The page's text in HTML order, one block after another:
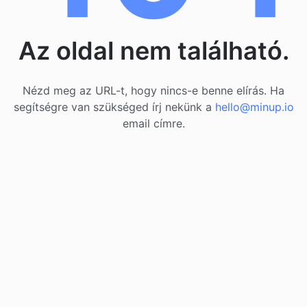
Az oldal nem található.
Nézd meg az URL-t, hogy nincs-e benne elírás. Ha
segítségre van szükséged írj nekünk a hello@minup.io
email címre.